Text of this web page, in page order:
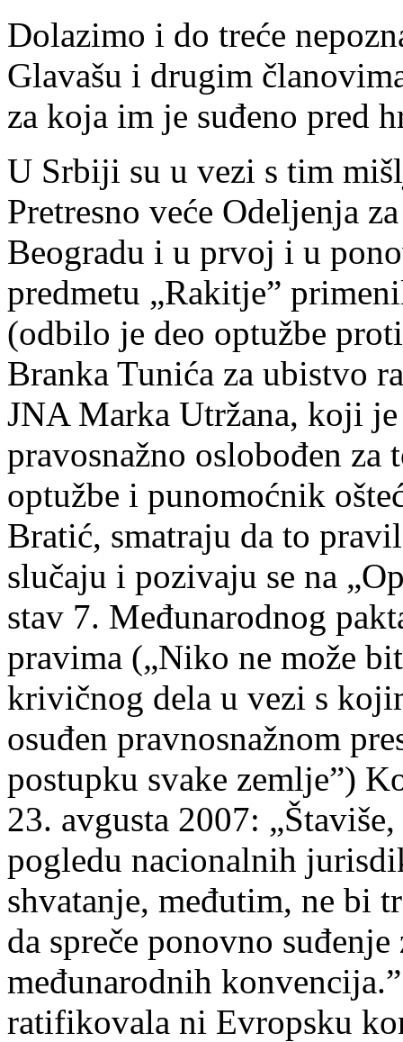
Dolazimo i do treće
Glavašu i drugim
za koja im je suđeno pred
U Srbiji su u vezi s tim
Pretresno veće Odeljenja
Beogradu i u prvoj i u
predmetu „Rakitje”
(odbilo je deo optužbe
Branka Tunića za ubistvo
JNA Marka Utržana, koji
pravosnažno oslobođen
optužbe i punomoćnik
Bratić, smatraju da to
slučaju i pozivaju se na
stav 7. Međunarodnog
pravima („Niko ne može
krivičnog dela u vezi s
osuđen pravnosnažnom
postupku svake zemlje”)
23. avgusta 2007:
pogledu nacionalnih
shvatanje, međutim, ne bi
da spreče ponovno
međunarodnih
ratifikovala ni Evropsku